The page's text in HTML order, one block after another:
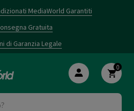
MediaWorld Garantiti
Gratuita
di Garanzia Legale
0